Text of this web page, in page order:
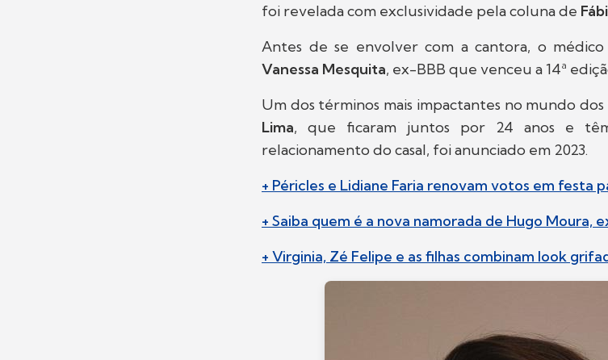
foi revelada com exclusividade pela coluna de
Antes de se envolver com a cantora, o
Vanessa Mesquita, ex-BBB que venceu a 14ª
Um dos términos mais impactantes no mundo
Lima, que ficaram juntos por 24 anos e
relacionamento do casal, foi anunciado em 2023.
+ Péricles e Lidiane Faria renovam votos em festa
+ Saiba quem é a nova namorada de Hugo Moura,
+ Virginia, Zé Felipe e as filhas combinam look